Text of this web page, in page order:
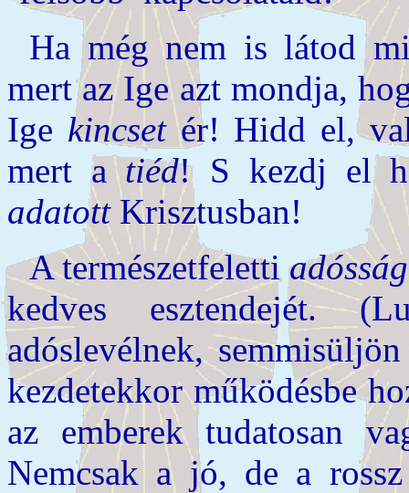
Ha még nem is látod
mert az Ige azt mondja,
Ige kincsetér! Hidd el,
mert atiéd! S kezdj el
adatottKrisztusban!
A természetfeletti
kedves esztendejét.
adóslevélnek,
kezdetekkor működésbe
az emberek tudatosan
Nemcsak a jó, de a